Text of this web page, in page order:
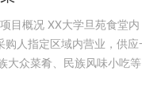
目概况 XX大学旦苑食堂
人指定区域内营业，供应
大众菜肴、民族风味小吃